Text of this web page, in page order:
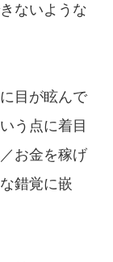
ないような
目が眩んで
う点に着目
お金を稼げ
錯覚に嵌